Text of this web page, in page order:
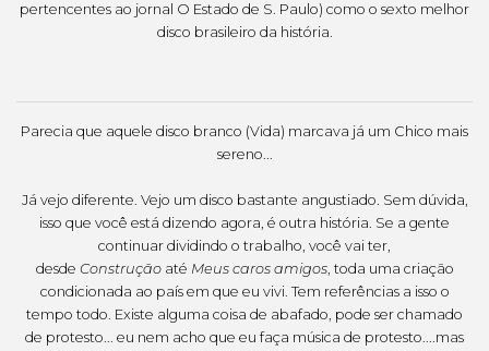
pertencentes ao jornal O Estado de S. Paulo) como o sexto melhor
disco brasileiro da história.
Parecia que aquele disco branco (Vida) marcava já um Chico mais
sereno...
Já vejo diferente. Vejo um disco bastante angustiado. Sem dúvida,
isso que você está dizendo agora, é outra história. Se a gente
continuar dividindo o trabalho, você vai ter,
desde Construçãoaté Meus caros amigos, toda uma criação
condicionada ao país em que eu vivi. Tem referências a isso o
tempo todo. Existe alguma coisa de abafado, pode ser chamado
de protesto... eu nem acho que eu faça música de protesto....mas